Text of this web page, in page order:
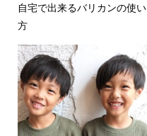
自宅で出来るバリカンの使い
方